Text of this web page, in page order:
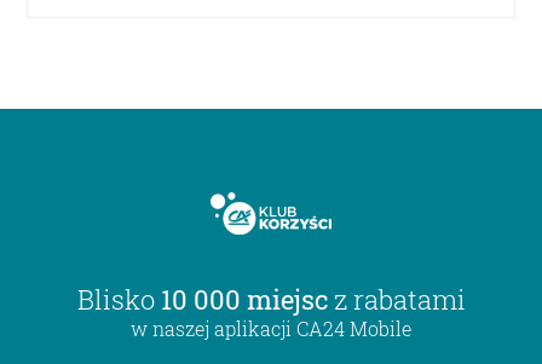
Blisko 10 000 miejsc z rabatami
w naszej aplikacji CA24 Mobile